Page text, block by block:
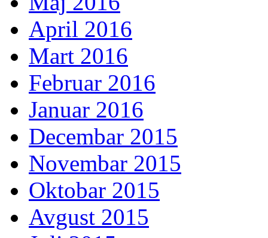
April 2016
Mart 2016
Februar 2016
Januar 2016
Decembar 2015
Novembar 2015
Oktobar 2015
Avgust 2015